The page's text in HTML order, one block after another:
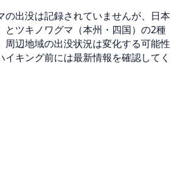
の出没は記録されていませんが、日本
とツキノワグマ（本州・四国）の2種
周辺地域の出没状況は変化する可能性
イキング前には最新情報を確認してく